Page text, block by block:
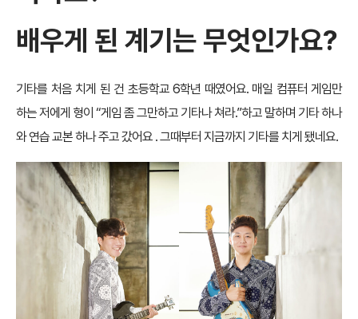
배우게 된 계기는 무엇인가요?
기타를 처음 치게 된 건 초등학교 6학년 때였어요. 매일 컴퓨터 게임만
하는 저에게 형이 “게임 좀 그만하고 기타나 쳐라.”하고 말하며 기타 하나
와 연습 교본 하나 주고 갔어요 . 그때부터 지금까지 기타를 치게 됐네요.